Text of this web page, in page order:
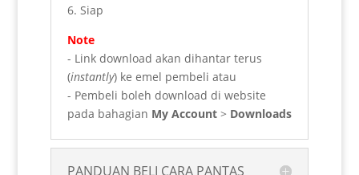
6. Siap
Note
- Link download akan dihantar terus
(instantly) ke emel pembeli atau
- Pembeli boleh download di website
pada bahagian My Account> Downloads
PANDUAN BELI CARA PANTAS